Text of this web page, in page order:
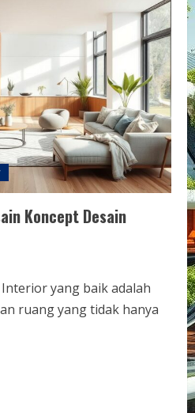
Koncept Desain
yang baik adalah
ruang yang tidak hanya